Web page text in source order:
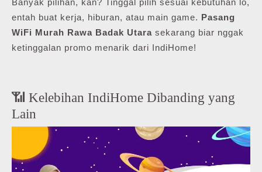
entah buat kerja, hiburan, atau main game. Pasang
WiFi Murah Rawa Badak Utara sekarang biar nggak
ketinggalan promo menarik dari IndiHome!
📶 Kelebihan IndiHome Dibanding yang
Lain